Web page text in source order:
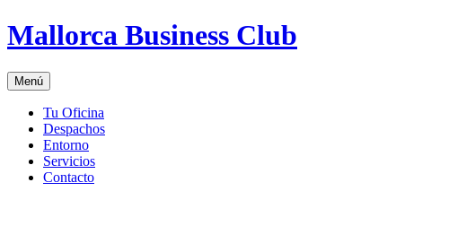
Saltar
al
Mallorca Business Club
Menú
Tu Oficina
Despachos
Entorno
Servicios
Contacto